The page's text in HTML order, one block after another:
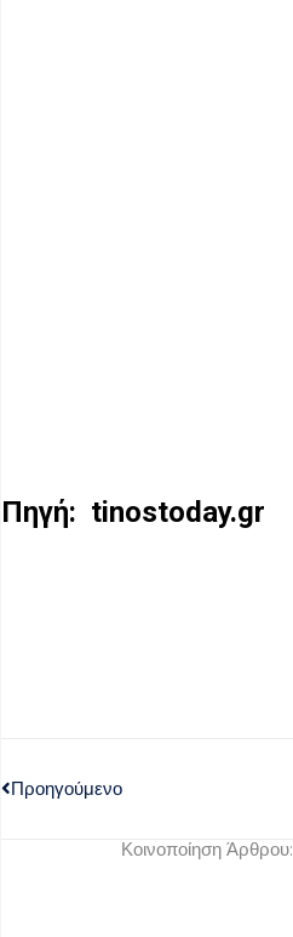
Πηγή: tinostoday.gr
Προηγούμενο
Κοινοποίηση Άρθρου: